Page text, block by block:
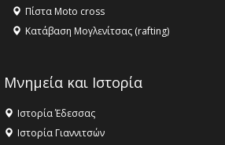
Πίστα Moto cross
Κατάβαση Μογλενίτσας (rafting)
Μνημεία και Ιστορία
Ιστορία Έδεσσας
Ιστορία Γιαννιτσών